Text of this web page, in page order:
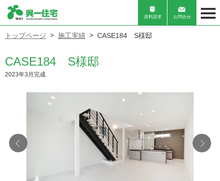
資料請求 お問合せ
トップページ 施工実績 CASE184 S様邸
CASE184 S様邸
2023年3月完成